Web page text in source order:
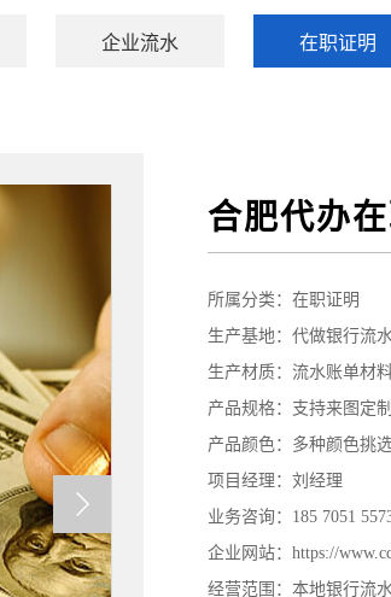
企业流水 在职证明
合肥代办
所属分类： 在职证明
生产基地：代做银行流
生产材质：流水账单材
产品规格：支持来图定制
产品颜色：多种颜色挑
项目经理：刘经理
业务咨询：185 7051
企业网站：https://
经营范围：本地银行流